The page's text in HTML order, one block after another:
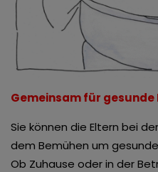
Gemeinsam für gesunde
Sie können die Eltern bei der
dem Bemühen um
Ob Zuhause oder in der